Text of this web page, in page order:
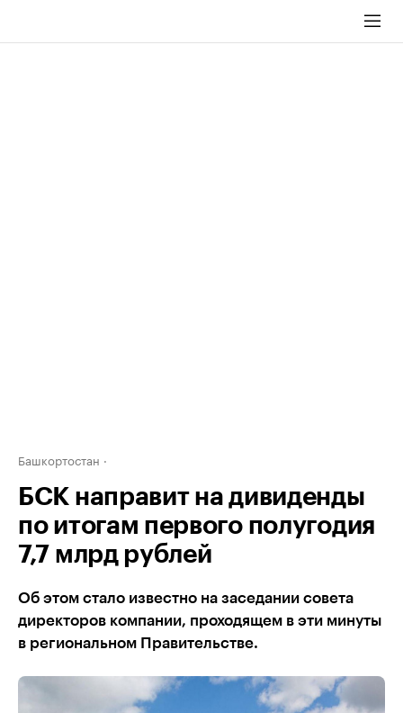
Башкортостан
БСК направит на дивиденды
по итогам первого полугодия
7,7 млрд рублей
Об этом стало известно на заседании совета
директоров компании, проходящем в эти минуты
в региональном Правительстве.